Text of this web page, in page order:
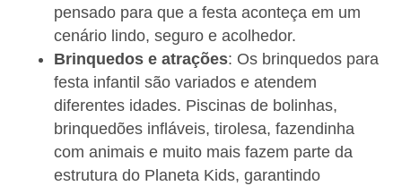
pensado para que a festa aconteça em um
cenário lindo, seguro e acolhedor.
Brinquedos e atrações: Os brinquedos para
festa infantil são variados e atendem
diferentes idades. Piscinas de bolinhas,
brinquedões infláveis, tirolesa, fazendinha
com animais e muito mais fazem parte da
estrutura do Planeta Kids, garantindo